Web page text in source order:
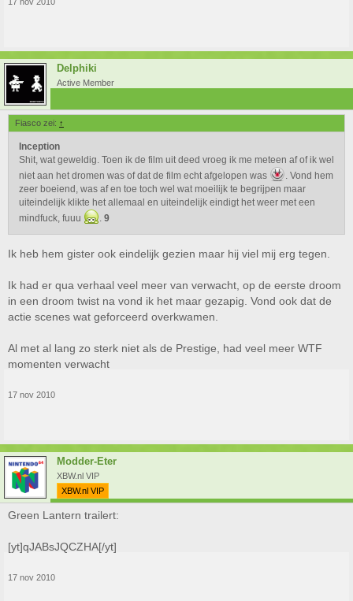
Delphiki
Active Member
Fiasco zei: ↑
Inception
Shit, wat geweldig. Toen ik de film uit deed vroeg ik me meteen af of ik wel
niet aan het dromen was of dat de film echt afgelopen was
. Vond hem
zeer boeiend, was af en toe toch wel wat moeilijk te begrijpen maar
uiteindelijk klikte het allemaal en uiteindelijk eindigt het weer met een
mindfuck, fuuu
. 9
Ik heb hem gister ook eindelijk gezien maar hij viel mij erg tegen.
Ik had er qua verhaal veel meer van verwacht, op de eerste droom
in een droom twist na vond ik het maar gezapig. Vond ook dat de
actie scenes wat geforceerd overkwamen.
Al met al lang zo sterk niet als de Prestige, had veel meer WTF
momenten verwacht
17 nov 2010
Modder-Eter
XBW.nl VIP
XBW.nl VIP
Green Lantern trailert:
[yt]qJABsJQCZHA[/yt]
17 nov 2010